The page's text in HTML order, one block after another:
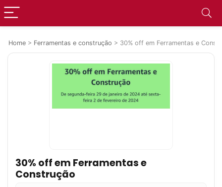
Home > Ferramentas e construção > 30% off em Ferramentas e
30% off em Ferramentas e
Construção